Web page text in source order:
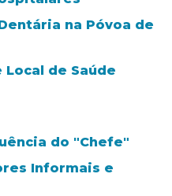
na Póvoa de
de Saúde
do "Chefe"
Informais e